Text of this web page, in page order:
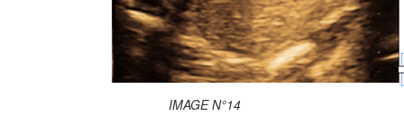
IMAGE N°14